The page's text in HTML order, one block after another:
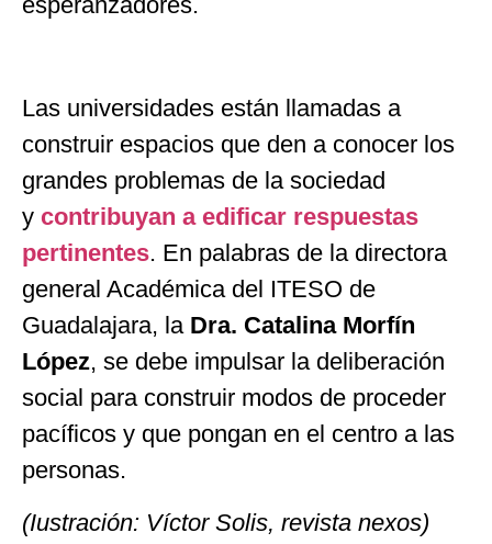
Las universidades están llamadas a
construir espacios que den a conocer los
grandes problemas de la sociedad
y contribuyan a edificar respuestas
pertinentes. En palabras de la directora
general Académica del ITESO de
Guadalajara, la Dra. Catalina Morfín
López, se debe impulsar la deliberación
social para construir modos de proceder
pacíficos y que pongan en el centro a las
personas.
(Iustración: Víctor Solis, revista nexos)